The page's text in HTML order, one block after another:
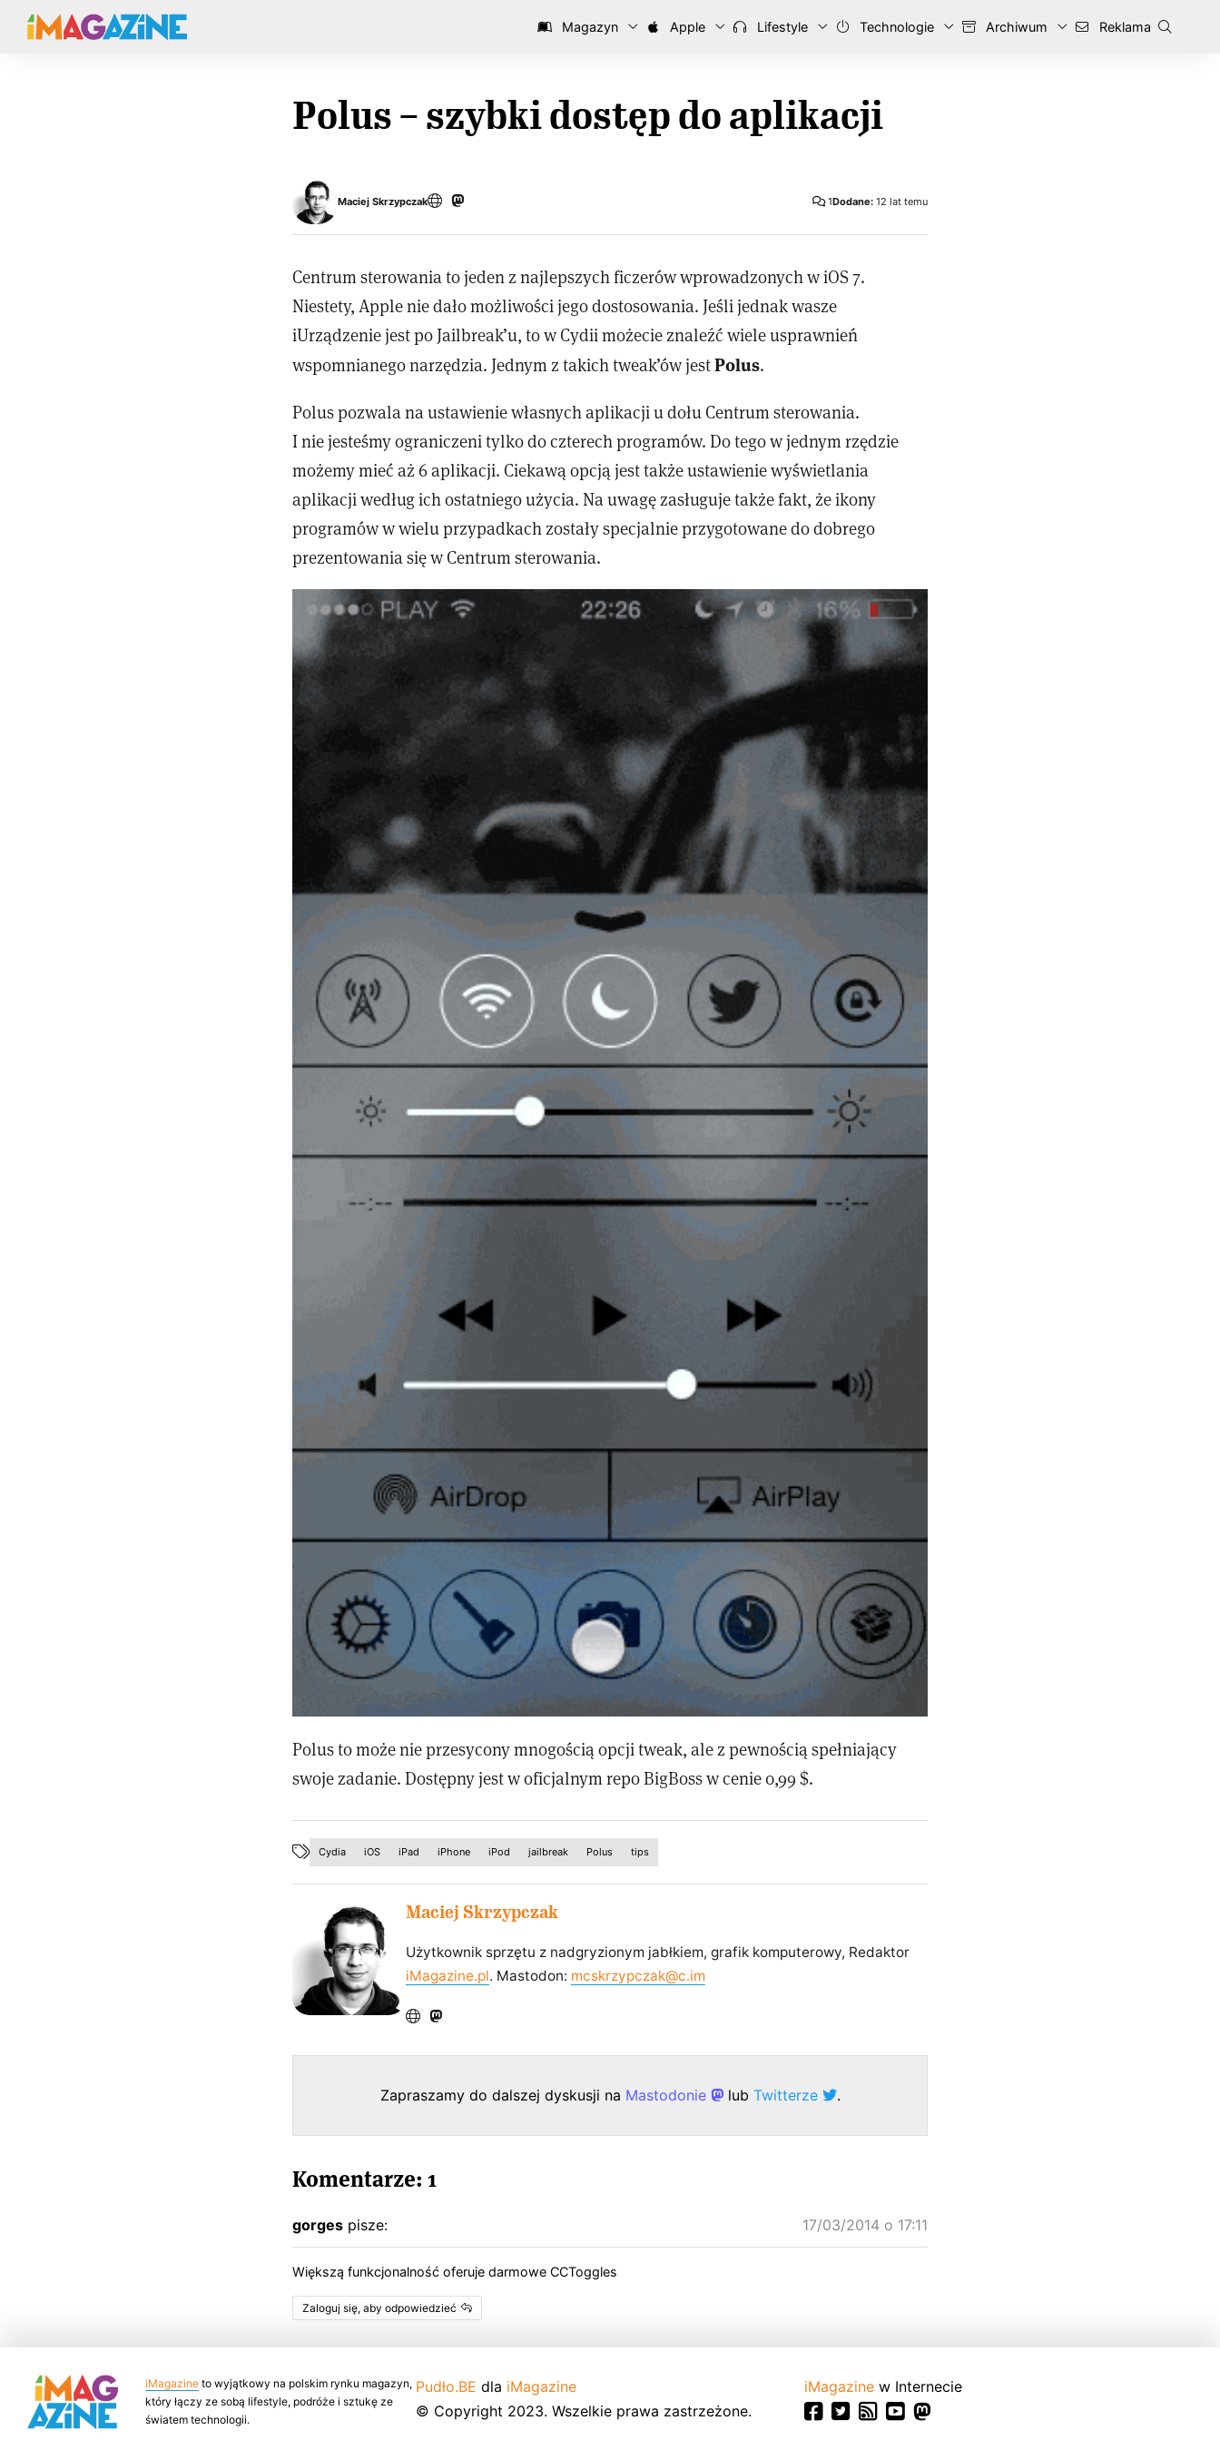
Magazyn Apple Lifestyle Technologie Archiwum Reklama
Polus – szybki dostęp do aplikacji
Maciej Skrzypczak 1Dodane: 12 lat temu
Centrum sterowania to jeden z najlepszych ficzerów wprowadzonych w iOS 7.
Niestety, Apple nie dało możliwości jego dostosowania. Jeśli jednak wasze
iUrządzenie jest po Jailbreak’u, to w Cydii możecie znaleźć wiele usprawnień
wspomnianego narzędzia. Jednym z takich tweak’ów jestPolus.
Polus pozwala na ustawienie własnych aplikacji u dołu Centrum sterowania.
I nie jesteśmy ograniczeni tylko do czterech programów. Do tego w jednym rzędzie
możemy mieć aż 6 aplikacji. Ciekawą opcją jest także ustawienie wyświetlania
aplikacji według ich ostatniego użycia. Na uwagę zasługuje także fakt, że ikony
programów w wielu przypadkach zostały specjalnie przygotowane do dobrego
prezentowania się w Centrum sterowania.
Polus to może nie przesycony mnogością opcji tweak, ale z pewnością spełniający
swoje zadanie. Dostępny jest w oficjalnym repo BigBoss w cenie 0,99 $.
Cydia iOS iPad iPhone iPod jailbreak Polus tips
Maciej Skrzypczak
Użytkownik sprzętu z nadgryzionym jabłkiem, grafik komputerowy, Redaktor
iMagazine.pl. Mastodon: mcskrzypczak@c.im
Zapraszamy do dalszej dyskusji na Mastodonie lub Twitterze .
Komentarze: 1
gorges pisze: 17/03/2014 o 17:11
Większą funkcjonalność oferuje darmowe CCToggles
Zaloguj się, aby odpowiedzieć
iMagazine to wyjątkowy na polskim rynku magazyn,
który łączy ze sobą lifestyle, podróże i sztukę ze
światem technologii.
Pudło.BE dla iMagazine
© Copyright 2023. Wszelkie prawa zastrzeżone.
iMagazine w Internecie